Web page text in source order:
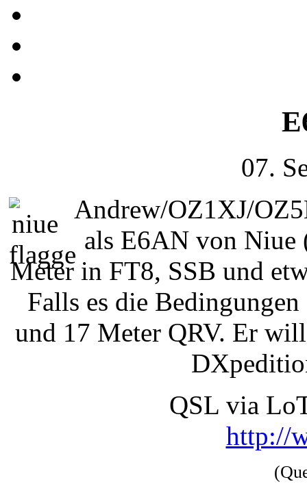
07.
Andrew/OZ1XJ/
als E6AN von Niue
Meter in FT8, SSB und
Falls es die
und 17 Meter QRV. Er
QSL via
http://